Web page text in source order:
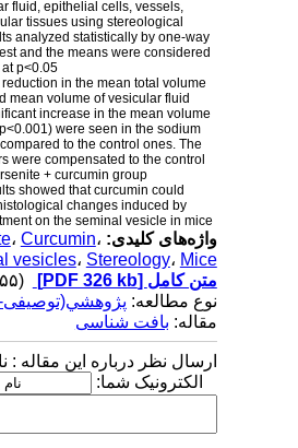
fluid, epithelial cells, vessels,
tissues using stereological
analyzed statistically by one-way
test and the means were considered
at p<0.05.
reduction in the mean total volume
mean volume of vesicular fluid
increase in the mean volume
(p<0.001) were seen in the sodium
compared to the control ones. The
were compensated to the control
+ curcumin group.
showed that curcumin could
histological changes induced by
on the seminal vesicle in mice.
واژه‌های کلیدی: ،Curcumin،
vesicles،Stereology،Mice
متن کامل[PDF 326 kb]
نوع مطالعه:پژوهشي(توصیفی-
مقاله:بافت شناسی
ارسال نظر درباره این مقاله :
الکترونیک شما: